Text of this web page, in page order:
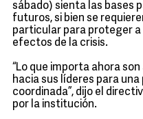
sábado) sienta las bases
futuros, si bien se
particular para proteger a
efectos de la crisis.
“Lo que importa ahora
hacia sus líderes para
coordinada”, dijo el
por la institución.